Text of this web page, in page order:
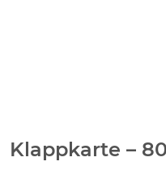
Klappkarte –